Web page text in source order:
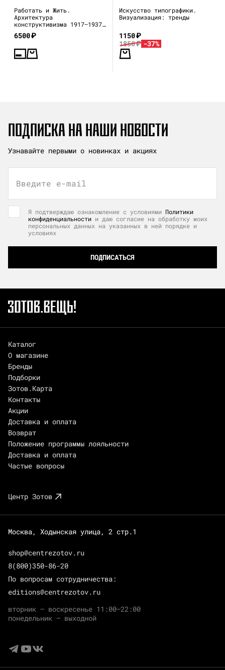
Работать и Жить.
Архитектура
конструктивизма 1917—1937
(каталог выставки)
6500₽
Искусство типографики.
Визуализация: тренды
1150₽
1850₽ -37%
ПОДПИСКА НА НАШИ НОВОСТИ
Узнавайте первыми о новинках и акциях
Введите e-mail
Я подтверждаю ознакомление с условиями Политики
конфиденциальности и даю согласие на обработку моих
персональных данных на указанных в ней порядке и
условиях
ПОДПИСАТЬСЯ
Каталог
О магазине
Бренды
Подборки
Зотов.Карта
Контакты
Акции
Доставка и оплата
Возврат
Положение программы лояльности
Доставка и оплата
Частые вопросы
Центр Зотов
Москва, Ходынская улица, 2 стр.1
shop@centrezotov.ru
8(800)350-86-20
По вопросам сотрудничества:
editions@centrezotov.ru
вторник — воскресенье 11:00–22:00
понедельник — выходной